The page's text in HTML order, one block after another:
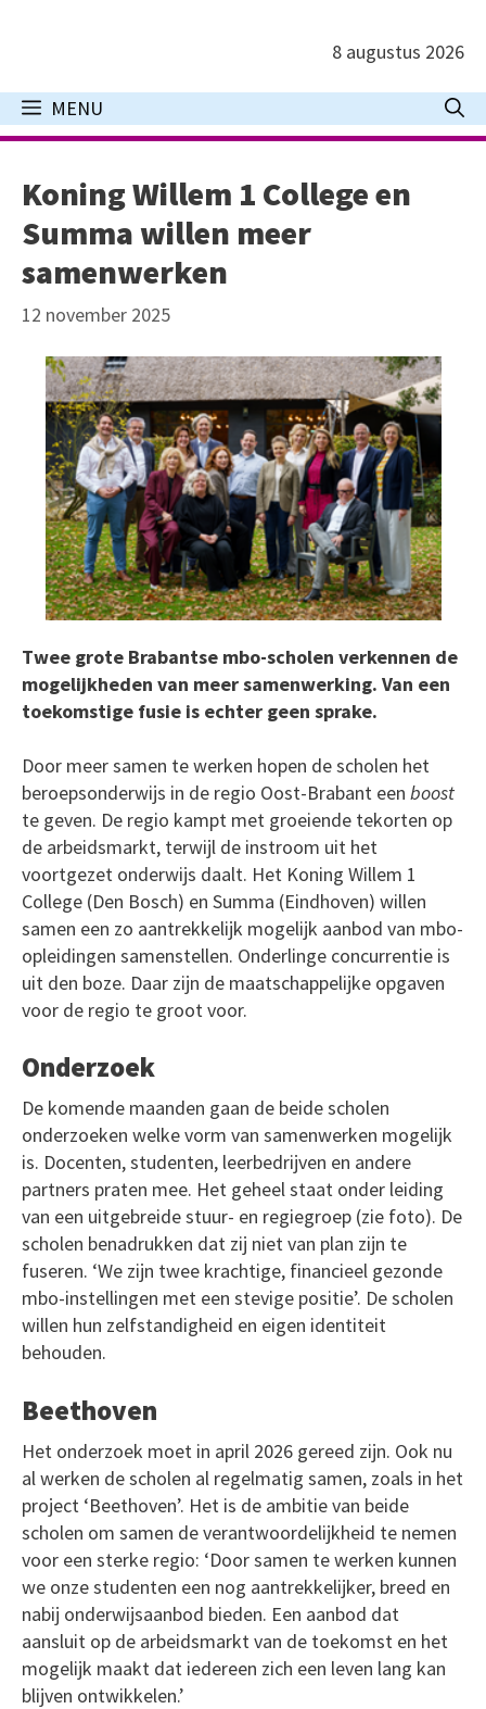
inhoud
8 augustus 2026
MENU
Koning Willem 1 College en
Summa willen meer
samenwerken
12 november 2025
Twee grote Brabantse mbo-scholen verkennen de
mogelijkheden van meer samenwerking. Van een
toekomstige fusie is echter geen sprake.
Door meer samen te werken hopen de scholen het
beroepsonderwijs in de regio Oost-Brabant een boost
te geven. De regio kampt met groeiende tekorten op
de arbeidsmarkt, terwijl de instroom uit het
voortgezet onderwijs daalt. Het Koning Willem 1
College (Den Bosch) en Summa (Eindhoven) willen
samen een zo aantrekkelijk mogelijk aanbod van mbo-
opleidingen samenstellen. Onderlinge concurrentie is
uit den boze. Daar zijn de maatschappelijke opgaven
voor de regio te groot voor.
Onderzoek
De komende maanden gaan de beide scholen
onderzoeken welke vorm van samenwerken mogelijk
is. Docenten, studenten, leerbedrijven en andere
partners praten mee. Het geheel staat onder leiding
van een uitgebreide stuur- en regiegroep (zie foto). De
scholen benadrukken dat zij niet van plan zijn te
fuseren. ‘We zijn twee krachtige, financieel gezonde
mbo-instellingen met een stevige positie’. De scholen
willen hun zelfstandigheid en eigen identiteit
behouden.
Beethoven
Het onderzoek moet in april 2026 gereed zijn. Ook nu
al werken de scholen al regelmatig samen, zoals in het
project ‘Beethoven’. Het is de ambitie van beide
scholen om samen de verantwoordelijkheid te nemen
voor een sterke regio: ‘Door samen te werken kunnen
we onze studenten een nog aantrekkelijker, breed en
nabij onderwijsaanbod bieden. Een aanbod dat
aansluit op de arbeidsmarkt van de toekomst en het
mogelijk maakt dat iedereen zich een leven lang kan
blijven ontwikkelen.’